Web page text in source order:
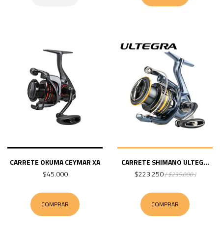
CARRETE OKUMA CEYMAR XA
$45.000
COMPRAR
CARRETE SHIMANO ULTEG...
$223.250( $235.000 )
COMPRAR